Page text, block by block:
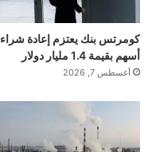
كومرتس بنك يعتزم إعادة شراء
أسهم بقيمة 1.4 مليار دولار
أغسطس 7, 2026